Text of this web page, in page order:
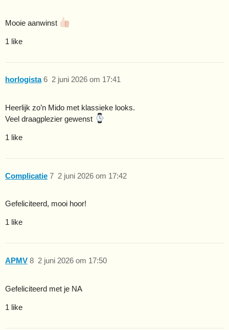
Mooie aanwinst
1 like
horlogista 2 juni 2026 om 17:41
6
Heerlijk zo’n Mido met klassieke looks.
Veel draagplezier gewenst
1 like
Complicatie 2 juni 2026 om 17:42
7
Gefeliciteerd, mooi hoor!
1 like
APMV 2 juni 2026 om 17:50
8
Gefeliciteerd met je NA
1 like